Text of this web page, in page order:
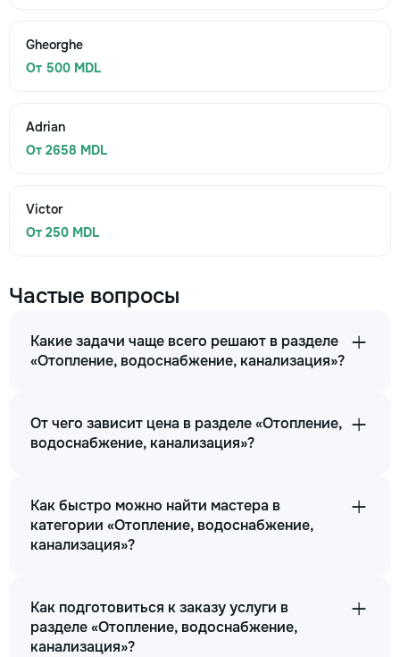
Gheorghe
От 500 MDL
Adrian
От 2658 MDL
Victor
От 250 MDL
Частые вопросы
Какие задачи чаще всего решают в разделе
«Отопление, водоснабжение, канализация»?
От чего зависит цена в разделе «Отопление,
водоснабжение, канализация»?
Как быстро можно найти мастера в
категории «Отопление, водоснабжение,
канализация»?
Как подготовиться к заказу услуги в
разделе «Отопление, водоснабжение,
канализация»?